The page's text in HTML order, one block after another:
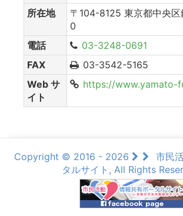
所在地
〒104-8125 東京都中央
0
電話
03-3248-0691
FAX
03-3542-5165
Web サ
イト
https://www.yamato-
Copyright © 2016 - 2026
市民
タルサイト, All Rights